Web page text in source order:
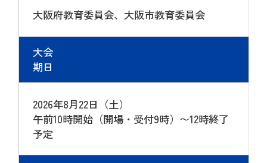
大阪府教育委員会、大阪市教育委員会
大会
期日
2026年8月22日（土）
午前10時開始（開場・受付9時）〜12時終了
予定